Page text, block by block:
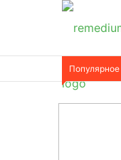
Популярное